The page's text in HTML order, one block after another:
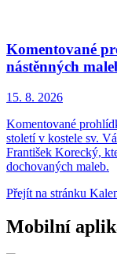
Komentované
nástěnných
15. 8. 2026
Komentované
století v kostele sv.
František Korecký,
dochovaných maleb.
Přejít na stránku
Mobilní